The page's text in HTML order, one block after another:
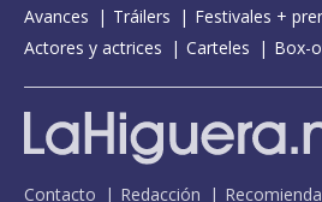
Avances
Tráilers
Festivales +
Actores y actrices
Carteles Box-
Contacto Redacción Recomienda